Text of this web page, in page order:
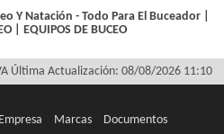
Y Natación - Todo Para El Buceador |
EQUIPOS DE BUCEO
Última Actualización: 08/08/2026 11:10
Marcas Documentos